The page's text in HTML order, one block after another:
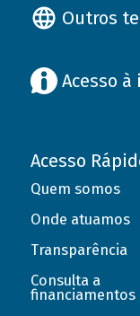
Outros
Acesso
Acesso
Quem somos
Onde atuamos
Transparência
Consulta a
financiamentos